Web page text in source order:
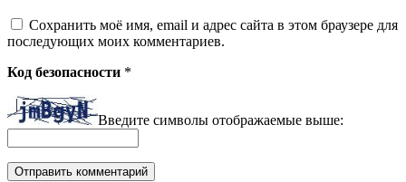
Сохранить моё имя, email и адрес сайта в этом браузере для
последующих моих комментариев.
Код безопасности *
Введите символы отображаемые выше: